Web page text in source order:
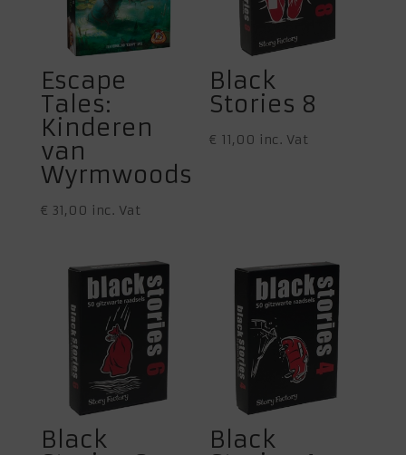
Escape
Tales:
Kinderen
van
Wyrmwoods
€ 31,00 inc. Vat
Black
Stories 8
€ 11,00 inc. Vat
Black
Black